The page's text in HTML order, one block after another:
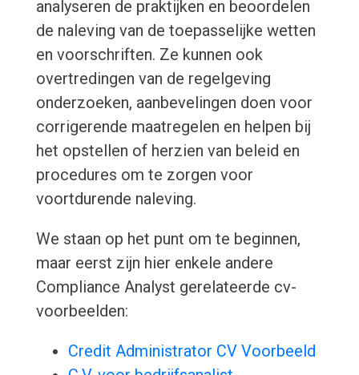
analyseren de praktijken en beoordelen
de naleving van de toepasselijke wetten
en voorschriften. Ze kunnen ook
overtredingen van de regelgeving
onderzoeken, aanbevelingen doen voor
corrigerende maatregelen en helpen bij
het opstellen of herzien van beleid en
procedures om te zorgen voor
voortdurende naleving.
We staan op het punt om te beginnen,
maar eerst zijn hier enkele andere
Compliance Analyst gerelateerde cv-
voorbeelden:
Credit Administrator CV Voorbeeld